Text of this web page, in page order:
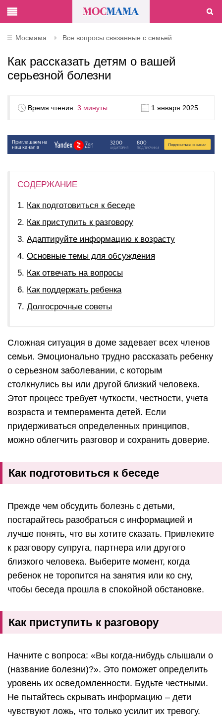
Мосмама Все вопросы связанные с семьей
Как рассказать детям о вашей
серьезной болезни
Время чтения: 3 минуты 1 января 2025
СОДЕРЖАНИЕ
Как подготовиться к беседе
Как приступить к разговору
Адаптируйте информацию к возрасту
Основные темы для обсуждения
Как отвечать на вопросы
Как поддержать ребенка
Долгосрочные советы
Сложная ситуация в доме задевает всех членов
семьи. Эмоционально трудно рассказать ребенку
о серьезном заболевании, с которым
столкнулись вы или другой близкий человека.
Этот процесс требует чуткости, честности, учета
возраста и темперамента детей. Если
придерживаться определенных принципов,
можно облегчить разговор и сохранить доверие.
Как подготовиться к беседе
Прежде чем обсудить болезнь с детьми,
постарайтесь разобраться с информацией и
лучше понять, что вы хотите сказать. Привлеките
к разговору супруга, партнера или другого
близкого человека. Выберите момент, когда
ребенок не торопится на занятия или ко сну,
чтобы беседа прошла в спокойной обстановке.
Как приступить к разговору
Начните с вопроса: «Вы когда-нибудь слышали о
(название болезни)?». Это поможет определить
уровень их осведомленности. Будьте честными.
Не пытайтесь скрывать информацию – дети
чувствуют ложь, что только усилит их тревогу.